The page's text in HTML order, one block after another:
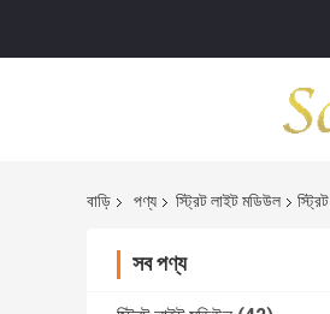
বাড়ি পণ্য স্ট্রিট লাইট মডিউল
সব পণ্য